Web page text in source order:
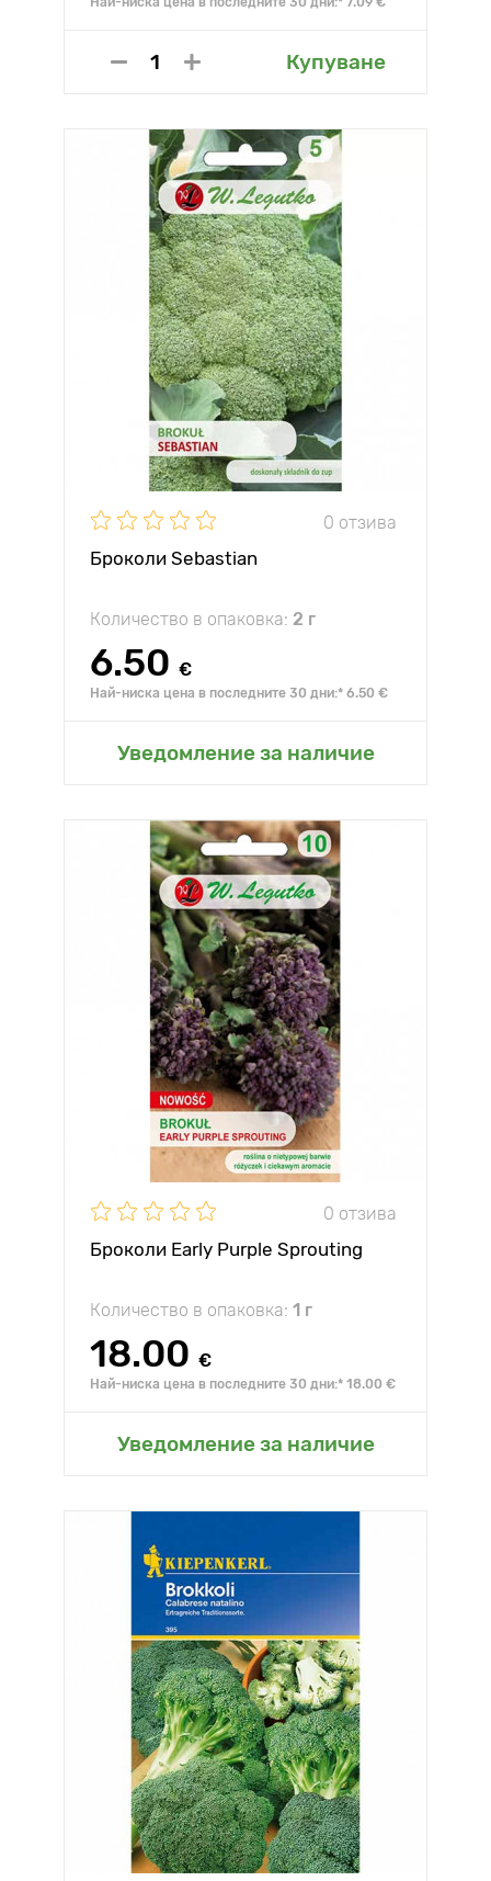
Купуване
0 отзива
Броколи Sebastian
Количество в опаковка: 2 г
6.50 €
Най-ниска цена в последните 30 дни:* 6.50 €
Уведомление за наличие
0 отзива
Броколи Early Purple Sprouting
Количество в опаковка: 1 г
18.00 €
Най-ниска цена в последните 30 дни:* 18.00 €
Уведомление за наличие